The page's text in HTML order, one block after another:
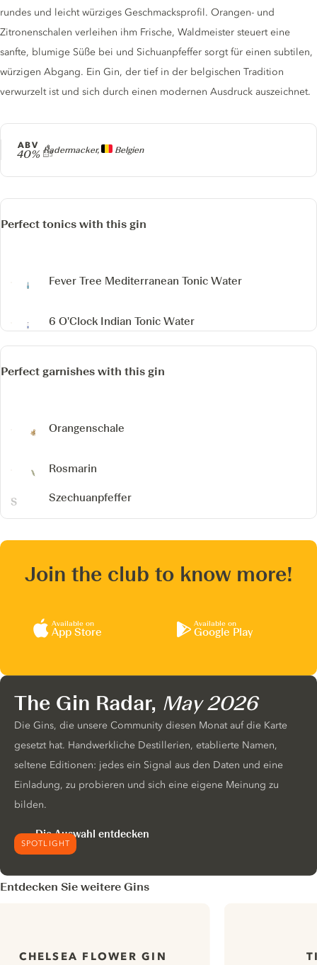
Producer
Radermacker, Belgien
ABV
40%
rundes und leicht würziges Geschmacksprofil. Orangen- und
Zitronenschalen verleihen ihm Frische, Waldmeister steuert eine
sanfte, blumige Süße bei und Sichuanpfeffer sorgt für einen subtilen,
würzigen Abgang. Ein Gin, der tief in der belgischen Tradition
verwurzelt ist und sich durch einen modernen Ausdruck auszeichnet.
Perfect tonics with this gin
Fever Tree Mediterranean Tonic Water
6 O'Clock Indian Tonic Water
Perfect garnishes with this gin
Orangenschale
Rosmarin
Szechuanpfeffer
Join the club to know more!
Available on
App Store
Available on
Google Play
SPOTLIGHT
The Gin Radar, May 2026
Die Gins, die unsere Community diesen Monat auf die Karte
gesetzt hat. Handwerkliche Destillerien, etablierte Namen,
seltene Editionen: jedes ein Signal aus den Daten und eine
Einladung, zu probieren und sich eine eigene Meinung zu
bilden.
Die Auswahl entdecken
Entdecken Sie weitere Gins
CHELSEA FLOWER GIN